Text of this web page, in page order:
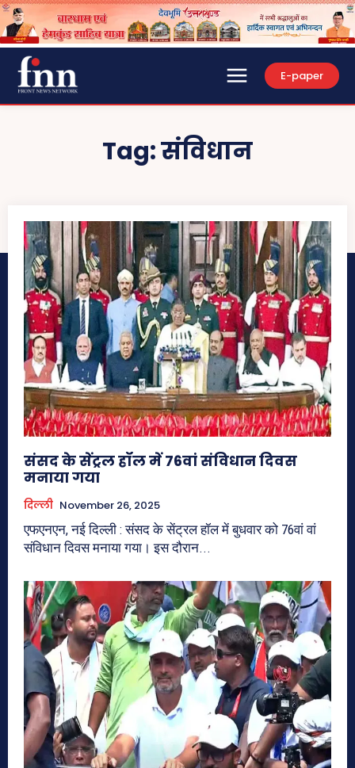
E-paper
Tag:संविधान
संसद के सेंट्रल हॉल में 76वां संविधान दिवस
मनाया गया
दिल्ली November 26, 2025
एफएनएन, नई दिल्ली : संसद के सेंट्रल हॉल में बुधवार को 76वां वां
संविधान दिवस मनाया गया। इस दौरान...